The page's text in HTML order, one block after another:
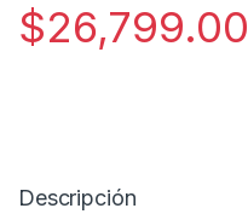
$26,799.00
Descripción